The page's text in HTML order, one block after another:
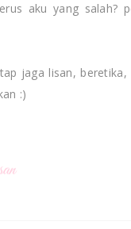
aku yang salah?
jaga lisan,
:)